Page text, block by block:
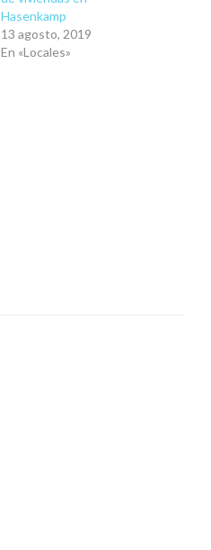
Hasenkamp
13 agosto, 2019
En «Locales»